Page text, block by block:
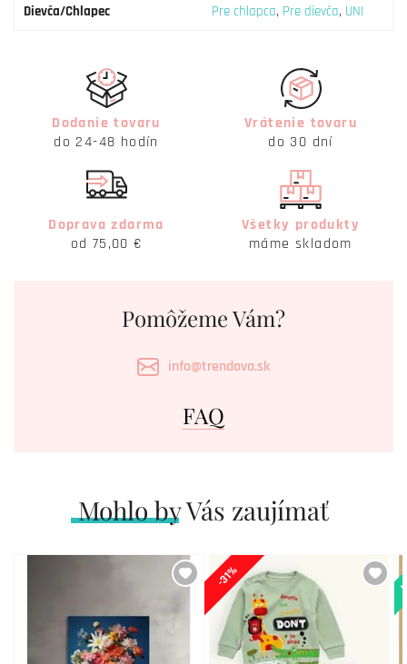
Dievča/Chlapec Pre chlapca, Pre dievča, UNI
Dodanie tovaru
do 24-48 hodín
Vrátenie tovaru
do 30 dní
Doprava zdarma
od 75,00 €
Všetky produkty
máme skladom
Pomôžeme Vám?
info@trendova.sk
FAQ
Mohlo by Vás zaujímať
-31%